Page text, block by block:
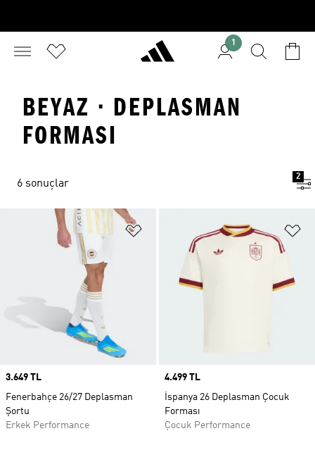
1
BEYAZ · DEPLASMAN
FORMASI
6 sonuçlar
2
Favori Listesine Ekle
Price
3.649 TL
Fenerbahçe 26/27 Deplasman
Şortu
Erkek Performance
Price
4.499 TL
İspanya 26 Deplasman Çocuk
Forması
Çocuk Performance